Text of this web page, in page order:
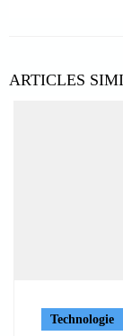
ARTICLES
Technologie